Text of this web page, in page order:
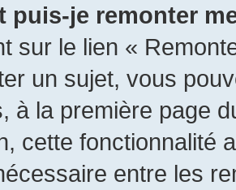
puis-je remonter
sur le lien «
un sujet, vous
à la première page
cette fonctionnalité
entre les